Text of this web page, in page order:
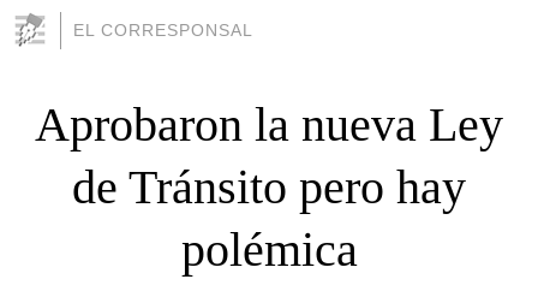
EL CORRESPONSAL
Aprobaron la nueva Ley
de Tránsito pero hay
polémica